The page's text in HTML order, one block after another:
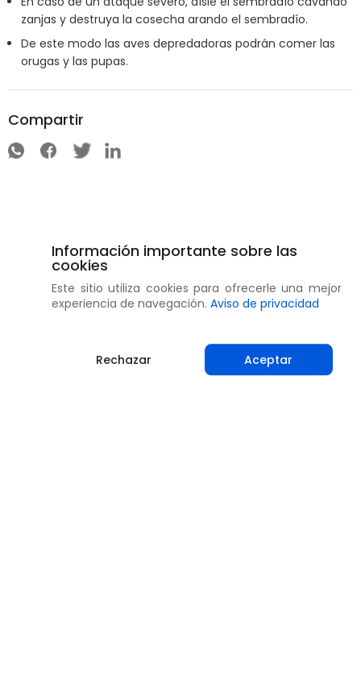
zanjas y destruya la cosecha arando el sembradío.
De este modo las aves depredadoras podrán comer las
orugas y las pupas.
Compartir
Información importante sobre las
cookies
Este sitio utiliza cookies para ofrecerle una mejor
experiencia de navegación. Aviso de privacidad
Rechazar Aceptar